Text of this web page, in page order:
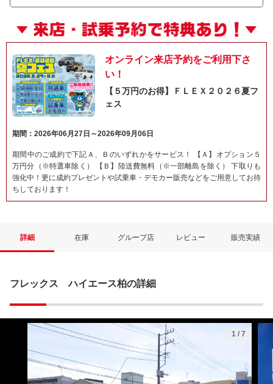
オンライン来店予約をご利用下さ
い！
【５万円のお得】ＦＬＥＸ２０２６夏フ
ェス
期間：2026年06月27日～2026年09月06日
期間中のご成約で下記Ａ、Ｂのいずれかをサービス！ 【Ａ】オプション５
万円分（※特選車除く） 【Ｂ】陸送費無料（※一部離島を除く） 下取りも
強化中！更に成約プレゼントや試乗車・デモカー販売などをご用意してお待
ちしております！
詳細 在庫 グループ店 レビュー 販売実績
フレックス ハイエース柏の詳細
1 / 7